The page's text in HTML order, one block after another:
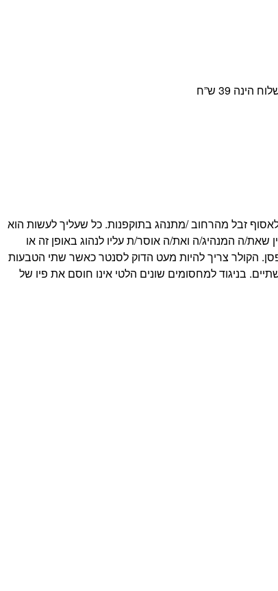
זבל מהרחוב /מתנהג בתוקפנות. כל שעליך לעשות הוא
ה המנהיג/ה ואת/ה אוסר/ת עליו לנהוג באופן זה או
הקולר צריך להיות מעט הדוק לסנטר כאשר שתי הטבעות
בניגוד למחסומים שונים הלטי אינו חוסם את פיו של